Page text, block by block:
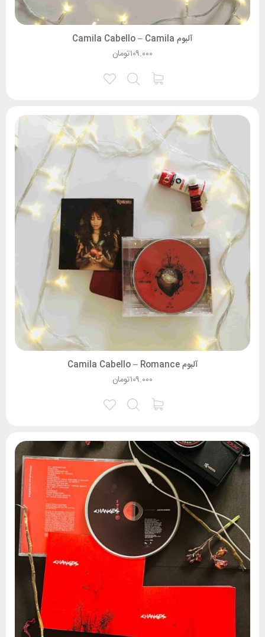
آلبوم Camila Cabello – Camila
تومان۱۰۹.۰۰۰
آلبوم Camila Cabello – Romance
تومان۱۰۹.۰۰۰